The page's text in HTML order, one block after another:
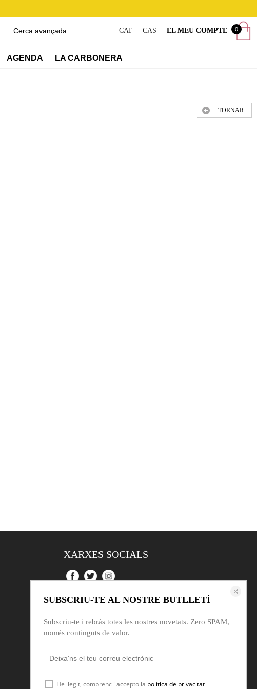
CAT CAS EL MEU COMPTE 0
AGENDA LA CARBONERA
Cerca avançada
TORNAR
XARXES SOCIALS
SUBSCRIU-TE AL NOSTRE BUTLLETÍ
Subscriu-te i rebràs totes les nostres novetats. Zero SPAM,
només continguts de valor.
He llegit, comprenc i accepto la política de privacitat